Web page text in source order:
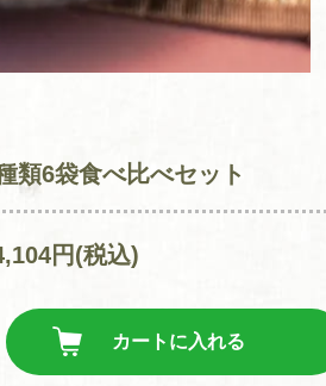
類6袋食べ比べセット
円(税込)